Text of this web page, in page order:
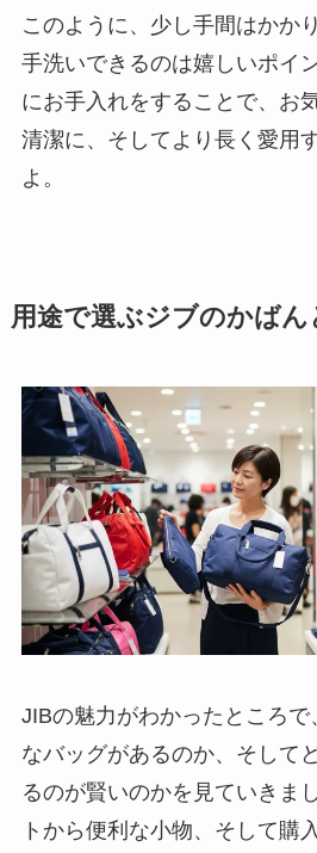
このように、少し手間はかか
手洗いできるのは嬉しいポイ
にお手入れをすることで、お
清潔に、そしてより長く愛用
よ。
用途で選ぶジブのかばん
JIBの魅力がわかったところ
なバッグがあるのか、そして
るのが賢いのかを見ていきま
トから便利な小物、そして購